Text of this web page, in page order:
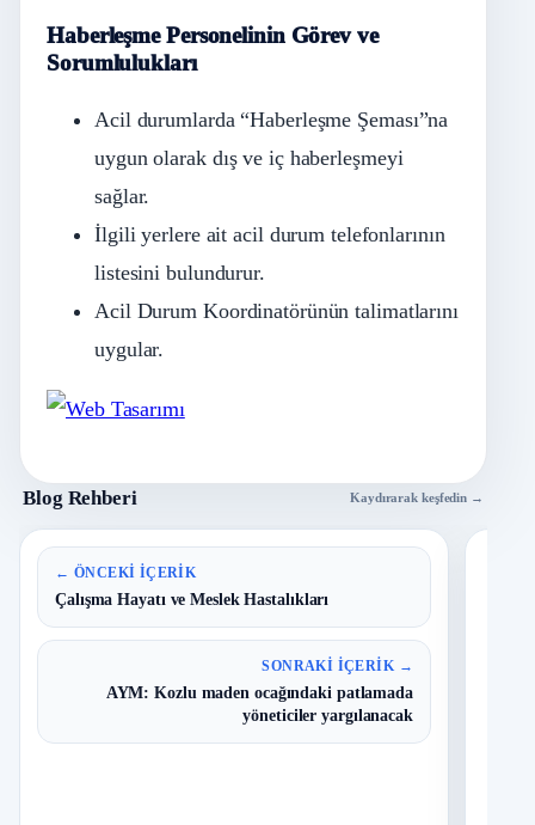
Haberleşme Personelinin Görev ve
Sorumlulukları
Acil durumlarda “Haberleşme Şeması”na
uygun olarak dış ve iç haberleşmeyi
sağlar.
İlgili yerlere ait acil durum telefonlarının
listesini bulundurur.
Acil Durum Koordinatörünün talimatlarını
uygular.
Blog Rehberi Kaydırarak keşfedin →
← ÖNCEKI İÇERIK
Çalışma Hayatı ve Meslek Hastalıkları
SONRAKI İÇERIK →
AYM: Kozlu maden ocağındaki patlamada
yöneticiler yargılanacak